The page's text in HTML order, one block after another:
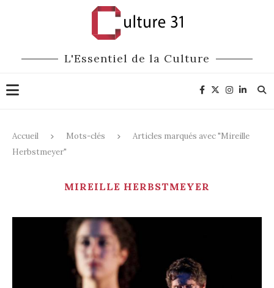
L'Essentiel de la Culture
Accueil Mots-clés
Articles marqués avec "Mireille
Herbstmeyer"
MIREILLE HERBSTMEYER